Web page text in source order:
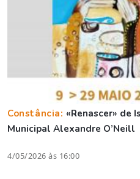
Constância: «Renascer» de
Municipal Alexandre O’Neill
4/05/2026 às 16:00